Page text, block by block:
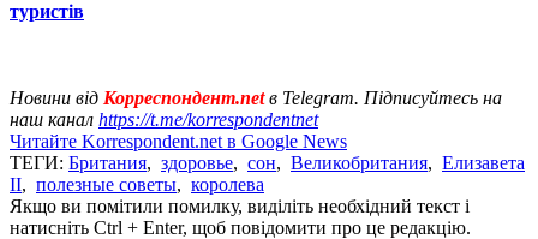
туристів
Новини від Корреспондент.netв Telegram. Підписуйтесь на
наш канал https://t.me/korrespondentnet
Читайте Korrespondent.net в Google News
ТЕГИ: Британия, здоровье, сон, Великобритания, Елизавета
II, полезные советы, королева
Якщо ви помітили помилку, виділіть необхідний текст і
натисніть Ctrl + Enter, щоб повідомити про це редакцію.